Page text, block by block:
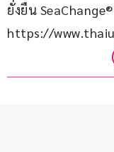
ยั่งยืน
https://